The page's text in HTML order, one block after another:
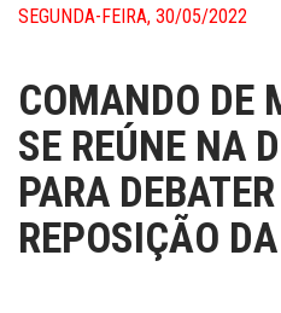
SEGUNDA-FEIRA, 30/05/2022
COMANDO DE
SE REÚNE NA
PARA
REPOSIÇÃO